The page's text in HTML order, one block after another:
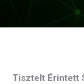
Tisztelt Érintett